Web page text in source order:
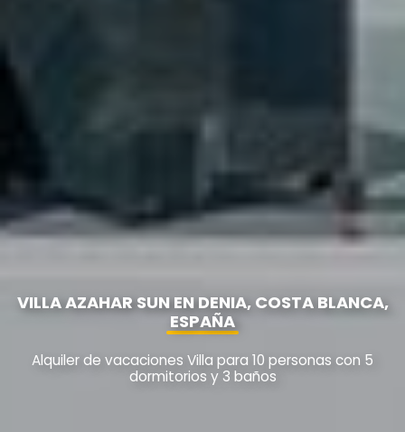
VILLA AZAHAR SUN EN DENIA, COSTA BLANCA,
ESPAÑA
Alquiler de vacaciones Villa para 10 personas con 5
dormitorios y 3 baños